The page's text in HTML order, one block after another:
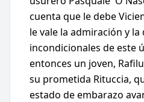
cuenta que le debe
le vale la admiración y la
incondicionales de este
entonces un joven,
su prometida Rituccia,
estado de embarazo